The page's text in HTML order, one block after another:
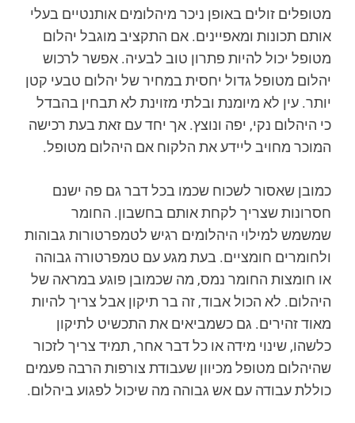
מטופלים זולים באופן ניכר מיהלומים אותנטיים בעלי
אותם תכונות ומאפיינים. אם התקציב מוגבל יהלום
מטופל יכול להיות פתרון טוב לבעיה. אפשר לרכוש
יהלום מטופל גדול יחסית במחיר של יהלום טבעי קטן
יותר. עין לא מיומנת ובלתי מזוינת לא תבחין בהבדל
כי היהלום נקי, יפה ונוצץ. אך יחד עם זאת בעת רכישה
המוכר מחויב ליידע את הלקוח אם היהלום מטופל.
כמובן שאסור לשכוח שכמו בכל דבר גם פה ישנם
חסרונות שצריך לקחת אותם בחשבון. החומר
שמשמש למילוי היהלומים רגיש לטמפרטורות גבוהות
ולחומרים חומציים. בעת מגע עם טמפרטורה גבוהה
או חומצות החומר נמס, מה שכמובן פוגע במראה של
היהלום. לא הכול אבוד, זה בר תיקון אבל צריך להיות
מאוד זהירים. גם כשמביאים את התכשיט לתיקון
כלשהו, שינוי מידה או כל דבר אחר, תמיד צריך לזכור
שהיהלום מטופל מכיוון שעבודת צורפות הרבה פעמים
כוללת עבודה עם אש גבוהה מה שיכול לפגוע ביהלום.